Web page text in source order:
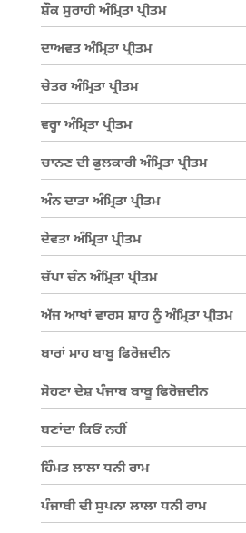
ਸ਼ੌਕ ਸੁਰਾਹੀ ਅੰਮ੍ਰਿਤਾ ਪ੍ਰੀਤਮ
ਦਾਅਵਤ ਅੰਮ੍ਰਿਤਾ ਪ੍ਰੀਤਮ
ਚੇਤਰ ਅੰਮ੍ਰਿਤਾ ਪ੍ਰੀਤਮ
ਵਰ੍ਹਾ ਅੰਮ੍ਰਿਤਾ ਪ੍ਰੀਤਮ
ਚਾਨਣ ਦੀ ਫੁਲਕਾਰੀ ਅੰਮ੍ਰਿਤਾ ਪ੍ਰੀਤਮ
ਅੰਨ ਦਾਤਾ ਅੰਮ੍ਰਿਤਾ ਪ੍ਰੀਤਮ
ਦੇਵਤਾ ਅੰਮ੍ਰਿਤਾ ਪ੍ਰੀਤਮ
ਚੱਪਾ ਚੰਨ ਅੰਮ੍ਰਿਤਾ ਪ੍ਰੀਤਮ
ਅੱਜ ਆਖਾਂ ਵਾਰਸ ਸ਼ਾਹ ਨੂੰ ਅੰਮ੍ਰਿਤਾ ਪ੍ਰੀਤਮ
ਬਾਰਾਂ ਮਾਹ ਬਾਬੂ ਫਿਰੋਜ਼ਦੀਨ
ਸੋਹਣਾ ਦੇਸ਼ ਪੰਜਾਬ ਬਾਬੂ ਫਿਰੋਜ਼ਦੀਨ
ਬਣਾਂਦਾ ਕਿਓਂ ਨਹੀਂ
ਹਿੰਮਤ ਲਾਲਾ ਧਨੀ ਰਾਮ
ਪੰਜਾਬੀ ਦੀ ਸੁਪਨਾ ਲਾਲਾ ਧਨੀ ਰਾਮ